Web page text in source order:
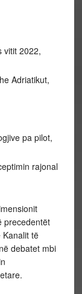
vitit 2022,
Adriatikut,
pa pilot,
rajonal
precedentët
të
debatet mbi